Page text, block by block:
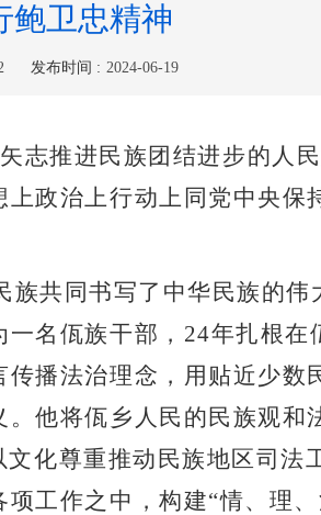
01-16
鲍卫忠精神
发布时间 : 2024-06-19
矢志推进民族团结进步的人
政治上行动上同党中央保
共同书写了中华民族的伟
名佤族干部， 24年扎根在
播法治理念，用贴近少数
他将佤乡人民的民族观和
化尊重推动民族地区司法
工作之中，构建“情、理